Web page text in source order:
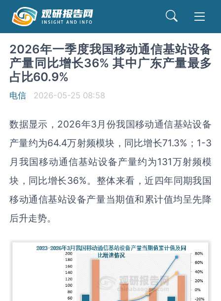
2026年一季度我国移动通信基站设备
产量同比增长36% 其中广东产量最多
占比60.9%
电信 2026-05-25 08:58
数据显示，2026年3月份我国移动通信基站设备
产量约为64.4万射频模块，同比增长71.3%；1-3
月我国移动通信基站设备产量约为131万射频模
块，同比增长36%。整体来看，近四年同期我国
移动通信基站设备产量当期值和累计值均呈先降
后升走势。